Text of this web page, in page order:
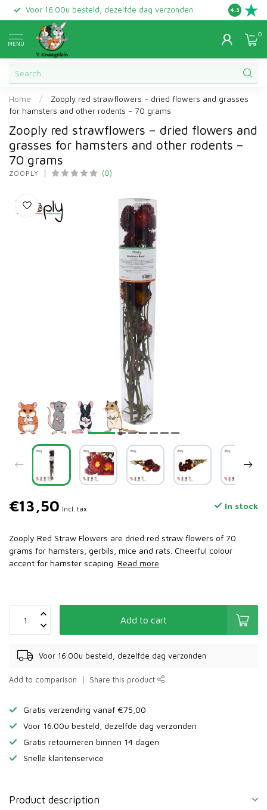
Voor 16.00u besteld, dezelfde dag verzonden Gratis
4.3
MENU
0
Home /
Zooply red strawflowers – dried flowers and grasses
for hamsters and other rodents – 70 grams
Zooply red strawflowers – dried flowers and
grasses for hamsters and other rodents –
70 grams
ZOOPLY (0)
€13,50 Incl. tax In stock
Zooply Red Straw Flowers are dried red straw flowers of 70
grams for hamsters, gerbils, mice and rats. Cheerful colour
accent for hamster scaping. Read more
Add to cart
Voor 16.00u besteld, dezelfde dag verzonden
Add to comparison Share this product
Gratis verzending vanaf €75,00
Voor 16.00u besteld, dezelfde dag verzonden
Gratis retourneren binnen 14 dagen
Snelle klantenservice
Product description